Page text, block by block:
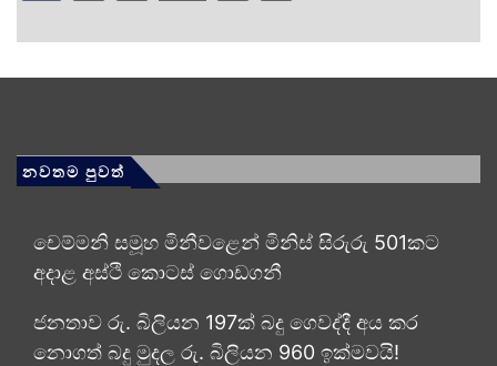
නවතම පුවත්
චෙම්මනි සමූහ මිනීවළෙන් මිනිස් සිරුරු 501කට
අදාළ අස්ථි කොටස් ගොඩගනී
ජනතාව රු. බිලියන 197ක් බදු ගෙවද්දී අය කර
නොගත් බදු මුදල රු. බිලියන 960 ඉක්මවයි!